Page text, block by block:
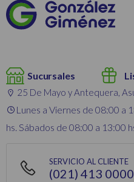
Sucursales
25 De Mayo y Antequera,
Lunes a Viernes de 08:00 a
hs. Sábados de 08:00 a 13:00
SERVICIO AL CLIENTE
(021) 413 0000